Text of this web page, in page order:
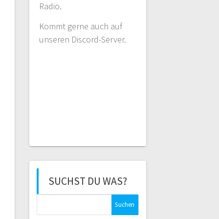
Radio.
Kommt gerne auch auf
unseren Discord-Server.
SUCHST DU WAS?